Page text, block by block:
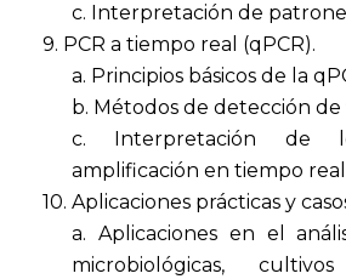
c. Interpretación de
9. PCR a tiempo real (qPCR).
a. Principios básicos de la
b. Métodos de detección de
c. Interpretación de
amplificación en tiempo
10. Aplicaciones prácticas y
a. Aplicaciones en el
microbiológicas,